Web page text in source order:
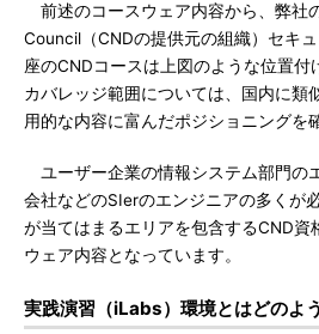
前述のコースウェア内容から、弊社
Council（CNDの提供元の組織）セキ
座のCNDコースは上図のような位置付
カバレッジ範囲については、国内に類
用的な内容に富んだポジショニングを
ユーザー企業の情報システム部門の
会社などのSIerのエンジニアの多くが
が当てはまるエリアを包含するCND資
ウェア内容となっています。
実践演習（iLabs）環境とはどのよ